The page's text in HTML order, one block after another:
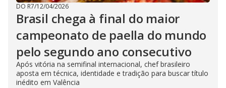
DO R7/12/04/2026
Brasil chega à final do maior
campeonato de paella do mundo
pelo segundo ano consecutivo
Após vitória na semifinal internacional, chef brasileiro
aposta em técnica, identidade e tradição para buscar título
inédito em Valência